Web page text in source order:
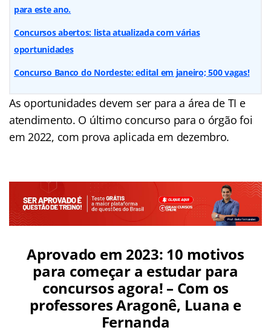
para este ano.
Concursos abertos: lista atualizada com várias
oportunidades
Concurso Banco do Nordeste: edital em janeiro; 500 vagas!
As oportunidades devem ser para a área de TI e
atendimento. O último concurso para o órgão foi
em 2022, com prova aplicada em dezembro.
Aprovado em 2023: 10 motivos
para começar a estudar para
concursos agora! – Com os
professores Aragonê, Luana e
Fernanda